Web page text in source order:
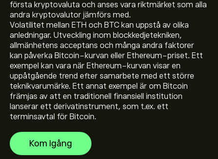
första kryptovaluta och anses vara riktmärket som alla
andra kryptovalutor jämförs med.
Volatilitet mellan ETH och BTC kan uppstå av olika
anledningar. Utveckling inom blockkedjetekniken,
allmänhetens acceptans och många andra faktorer
kan påverka Bitcoin-kurvan eller Ethereum-priset. Ett
exempel kan vara när Ethereum-kurvan visar en
uppåtgående trend efter samarbete med ett större
teknikvarumärke. Ett annat exempel är om Bitcoin
främjas av att en traditionell finansiell institution
lanserar ett derivatinstrument, som t.ex. ett
terminsavtal för Bitcoin.
Kom igång
Det aktuella priset på ETHBTC är 0.0294‎₿‎
Börsvärdet för Ethereum / Bitcoin är (Uppgifterna är
inte tillgängliga just nu)
Ethereum / Bitcoins toppnotering är 0.1438‎₿‎
på (Uppgifterna är inte tillgängliga just nu)